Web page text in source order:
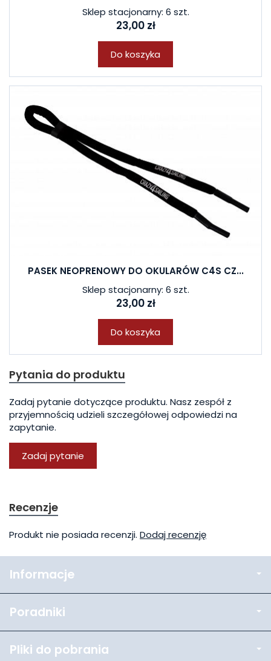
Sklep stacjonarny: 6 szt.
23,00 zł
Do koszyka
PASEK NEOPRENOWY DO OKULARÓW C4S CZ...
Sklep stacjonarny: 6 szt.
23,00 zł
Do koszyka
Pytania do produktu
Zadaj pytanie dotyczące produktu. Nasz zespół z
przyjemnością udzieli szczegółowej odpowiedzi na
zapytanie.
Zadaj pytanie
Recenzje
Produkt nie posiada recenzji. Dodaj recenzję
Informacje
Poradniki
Pliki do pobrania